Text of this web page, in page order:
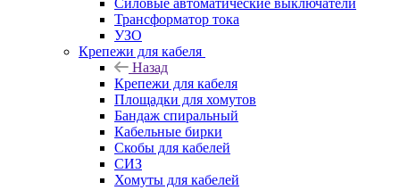
Силовые автоматические выключатели
Трансформатор тока
УЗО
Крепежи для кабеля
Назад
Крепежи для кабеля
Площадки для хомутов
Бандаж спиральный
Кабельные бирки
Cкобы для кабелей
СИЗ
Хомуты для кабелей